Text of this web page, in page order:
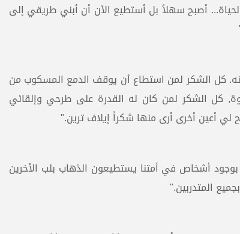
أصبح سهلاً بل أستطيع الأن أن أبني طريقي إلى
كل الشكر لمن استطاع أن يوقف الدمع المسكوب من
كل الشكر لمن كان له القدرة على طرحي وإلقائي
بوجود أشخاص في أمتنا يستطيعون الذهاب بلب الأخرين
المتدربين."